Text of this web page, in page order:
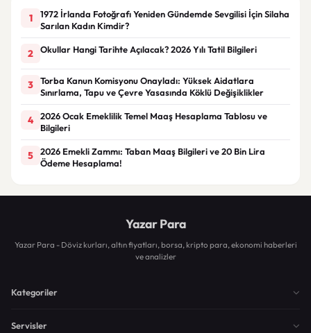
1
1972 İrlanda Fotoğrafı Yeniden Gündemde Sevgilisi İçin Silaha
Sarılan Kadın Kimdir?
2 Okullar Hangi Tarihte Açılacak? 2026 Yılı Tatil Bilgileri
3
Torba Kanun Komisyonu Onayladı: Yüksek Aidatlara
Sınırlama, Tapu ve Çevre Yasasında Köklü Değişiklikler
4
2026 Ocak Emeklilik Temel Maaş Hesaplama Tablosu ve
Bilgileri
5
2026 Emekli Zammı: Taban Maaş Bilgileri ve 20 Bin Lira
Ödeme Hesaplama!
Yazar Para
Yazar Para - Döviz kurları, altın fiyatları, borsa, kripto para, ekonomi haberleri
ve analizler
Kategoriler
Servisler